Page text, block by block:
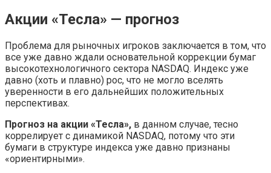
Акции «Тесла» — прогноз
Проблема для рыночных игроков заключается в том, что
все уже давно ждали основательной коррекции бумаг
высокотехнологичного сектора NASDAQ. Индекс уже
давно (хоть и плавно) рос, что не могло вселять
уверенности в его дальнейших положительных
перспективах.
Прогноз на акции «Тесла», в данном случае, тесно
коррелирует с динамикой NASDAQ, потому что эти
бумаги в структуре индекса уже давно признаны
«ориентирными».